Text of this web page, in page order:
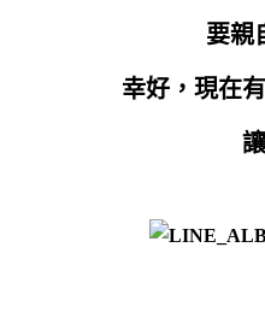
要親
幸好，現在